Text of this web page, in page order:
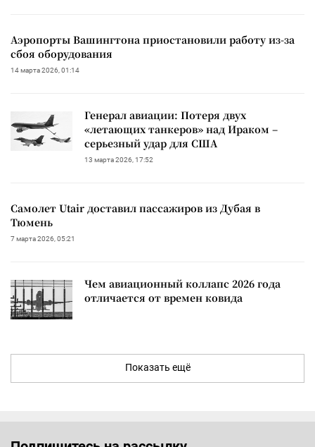
Аэропорты Вашингтона приостановили работу из-за
сбоя оборудования
14 марта 2026, 01:14
Генерал авиации: Потеря двух
«летающих танкеров» над Ираком –
серьезный удар для США
13 марта 2026, 17:52
Самолет Utair доставил пассажиров из Дубая в
Тюмень
7 марта 2026, 05:21
Чем авиационный коллапс 2026 года
отличается от времен ковида
Показать ещё